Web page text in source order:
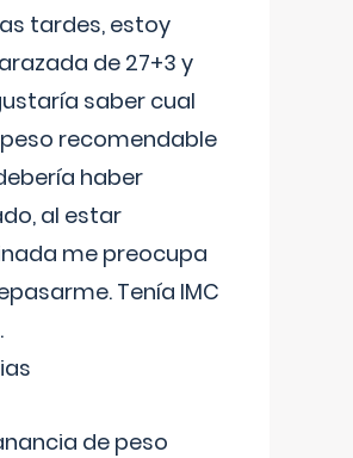
tardes, estoy
de 27+3 y
saber cual
recomendable
haber
al estar
me preocupa
Tenía IMC
de peso